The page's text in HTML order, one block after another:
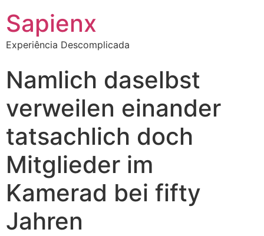
Sapienx
Experiência Descomplicada
Namlich daselbst
verweilen einander
tatsachlich doch
Mitglieder im
Kamerad bei fifty
Jahren